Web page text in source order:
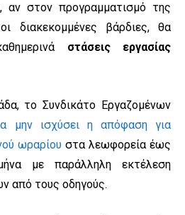
, αν στον προγραμματισμό της
διακεκομμένες βάρδιες, θα
στάσεις εργασίας
το Συνδικάτο Εργαζομένων
μην ισχύσει η απόφαση για
ωραρίου στα λεωφορεία έως
με παράλληλη εκτέλεση
από τους οδηγούς.